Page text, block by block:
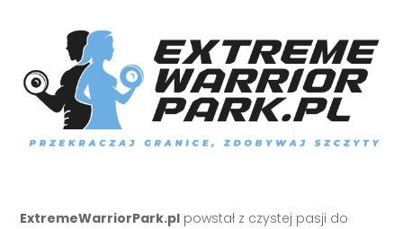
ExtremeWarriorPark.pl powstał z czystej pasji do